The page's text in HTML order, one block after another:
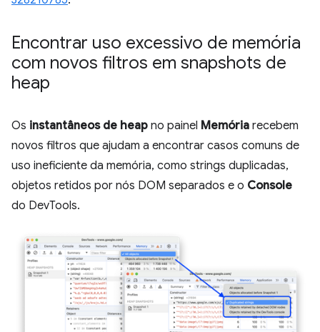
Encontrar uso excessivo de memória
com novos filtros em snapshots de
heap
Os instantâneos de heap no painel Memória recebem
novos filtros que ajudam a encontrar casos comuns de
uso ineficiente da memória, como strings duplicadas,
objetos retidos por nós DOM separados e o Console
do DevTools.